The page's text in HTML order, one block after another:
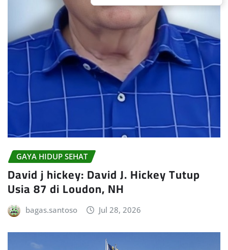
GAYA HIDUP SEHAT
David j hickey: David J. Hickey Tutup
Usia 87 di Loudon, NH
bagas.santoso Jul 28, 2026